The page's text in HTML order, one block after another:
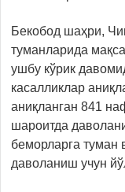
Бекобод шаҳри,
туманларида
ушбу кўрик
касалликлар
аниқланган 841
шароитда
беморларга туман
даволаниш учун